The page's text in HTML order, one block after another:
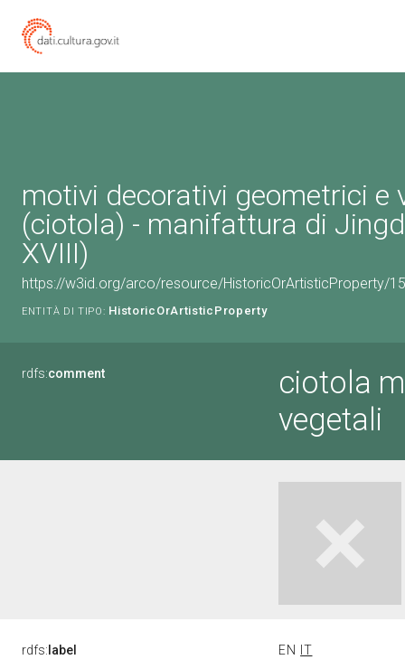
motivi decorativi geometrici e
(ciotola) - manifattura di
XVIII)
https://w3id.org/arco/resource/HistoricOrArtisticProperty/
ENTITÀ DI TIPO: HistoricOrArtisticProperty
rdfs:comment
ciotola
vegetali
rdfs: label EN IT